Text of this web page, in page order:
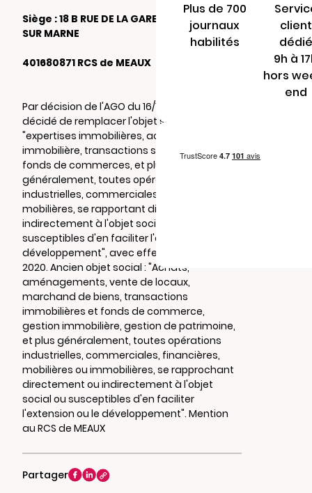
Siège : 18 B RUE DE LA GARE 77360 VAIRES
SUR MARNE
401680871 RCS de MEAUX
Par décision de l'AGO du 16/10/2020, il a été
décidé de remplacer l'objet social par:
"expertises immobilières, activité
immobilière, transactions sur immeubles et
fonds de commerces, et plus
généralement, toutes opérations
industrielles, commerciales, immobilières ou
mobilières, se rapportant directement ou
indirectement à l'objet social ou
susceptibles d'en faciliter l'extension ou le
développement", avec effet au 12 octobre
2020. Ancien objet social : "Achats,
aménagements, vente de locaux,
marchand de biens, transactions
immobilières et fonds de commerce,
gestion immobilière, gestion de patrimoine,
et plus généralement, toutes opérations
industrielles, commerciales, financières,
mobilières ou immobilières, se rapprochant
directement ou indirectement à l'objet
social ou susceptibles d'en faciliter
l'extension ou le développement". Mention
au RCS de MEAUX
Partager
Plus de 700
journaux
habilités
client
dédié
9h à
hors
end